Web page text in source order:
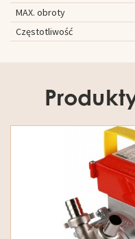
MAX. obroty
Częstotliwość